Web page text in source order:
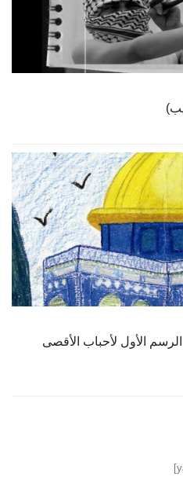
الأول لأحباب الأقصى